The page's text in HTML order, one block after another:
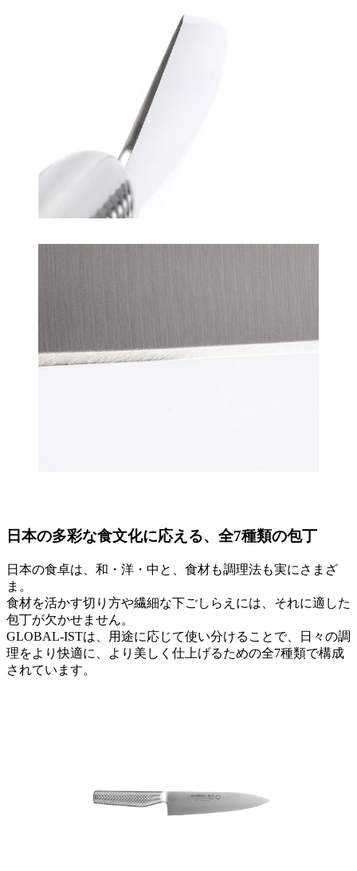
日本の多彩な食文化に応える、全7種類の包丁
日本の食卓は、和・洋・中と、食材も調理法も実にさまざ
ま。
食材を活かす切り方や繊細な下ごしらえには、それに適した
包丁が欠かせません。
GLOBAL-ISTは、用途に応じて使い分けることで、日々の調
理をより快適に、より美しく仕上げるための全7種類で構成
されています。